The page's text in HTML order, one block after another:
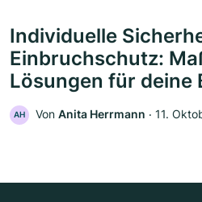
Individuelle
Einbruchschutz:
Lösungen für deine
AH Von Anita Herrmann ‧ 11.